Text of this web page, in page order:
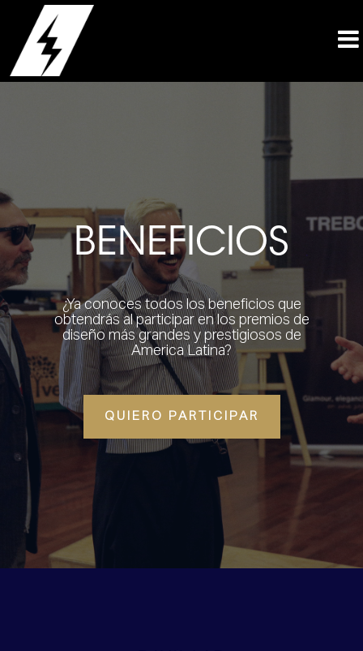
BENEFICIOS
¿Ya conoces todos los beneficios que
obtendrás al participar en los premios de
diseño más grandes y prestigiosos de
America Latina?
QUIERO PARTICIPAR